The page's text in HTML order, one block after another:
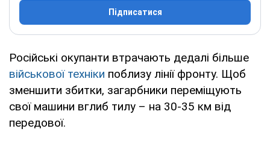
Підписатися
Російські окупанти втрачають дедалі більше
військової техніки поблизу лінії фронту. Щоб
зменшити збитки, загарбники переміщують
свої машини вглиб тилу – на 30-35 км від
передової.